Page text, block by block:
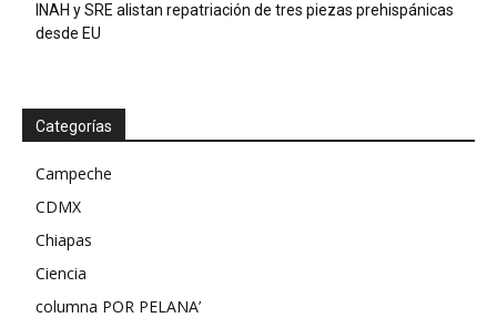
INAH y SRE alistan repatriación de tres piezas prehispánicas
desde EU
Categorías
Campeche
CDMX
Chiapas
Ciencia
columna POR PELANA’